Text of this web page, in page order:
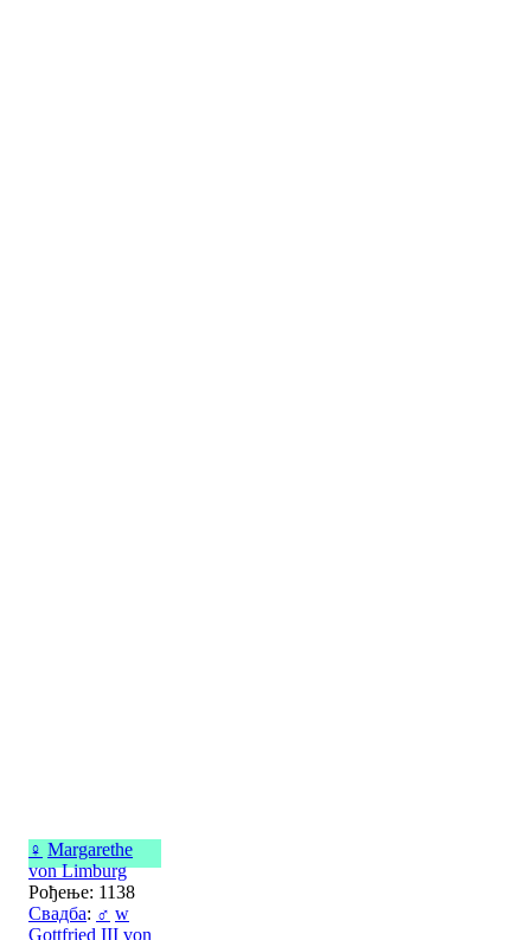
♀ Margarethe
von Limburg
Рођење: 1138
Свадба: ♂ w
Gottfried III von